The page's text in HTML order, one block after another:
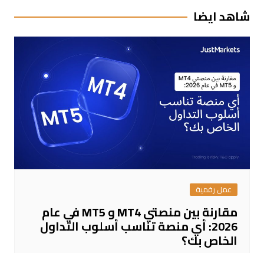
شاهد ايضا
عمل رقمية
مقارنة بين منصتي MT4 و MT5 في عام
2026: أي منصة تناسب أسلوب التداول
الخاص بك؟